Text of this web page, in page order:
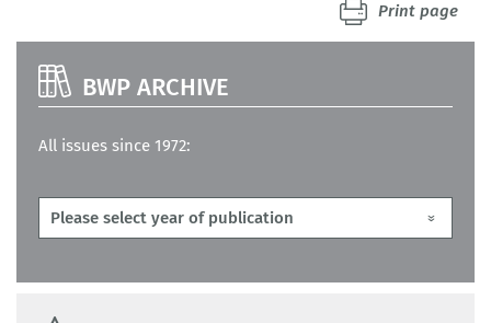
Print page
BWP ARCHIVE
All issues since 1972: